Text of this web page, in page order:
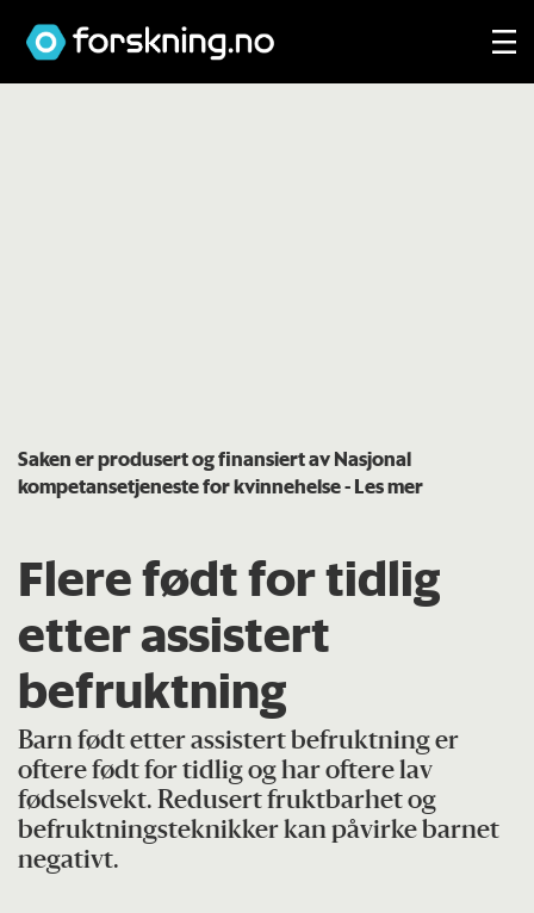
Saken er produsert og finansiert av Nasjonal
kompetansetjeneste for kvinnehelse- Les mer
Flere født for tidlig
etter assistert
befruktning
Barn født etter assistert befruktning er
oftere født for tidlig og har oftere lav
fødselsvekt. Redusert fruktbarhet og
befruktningsteknikker kan påvirke barnet
negativt.